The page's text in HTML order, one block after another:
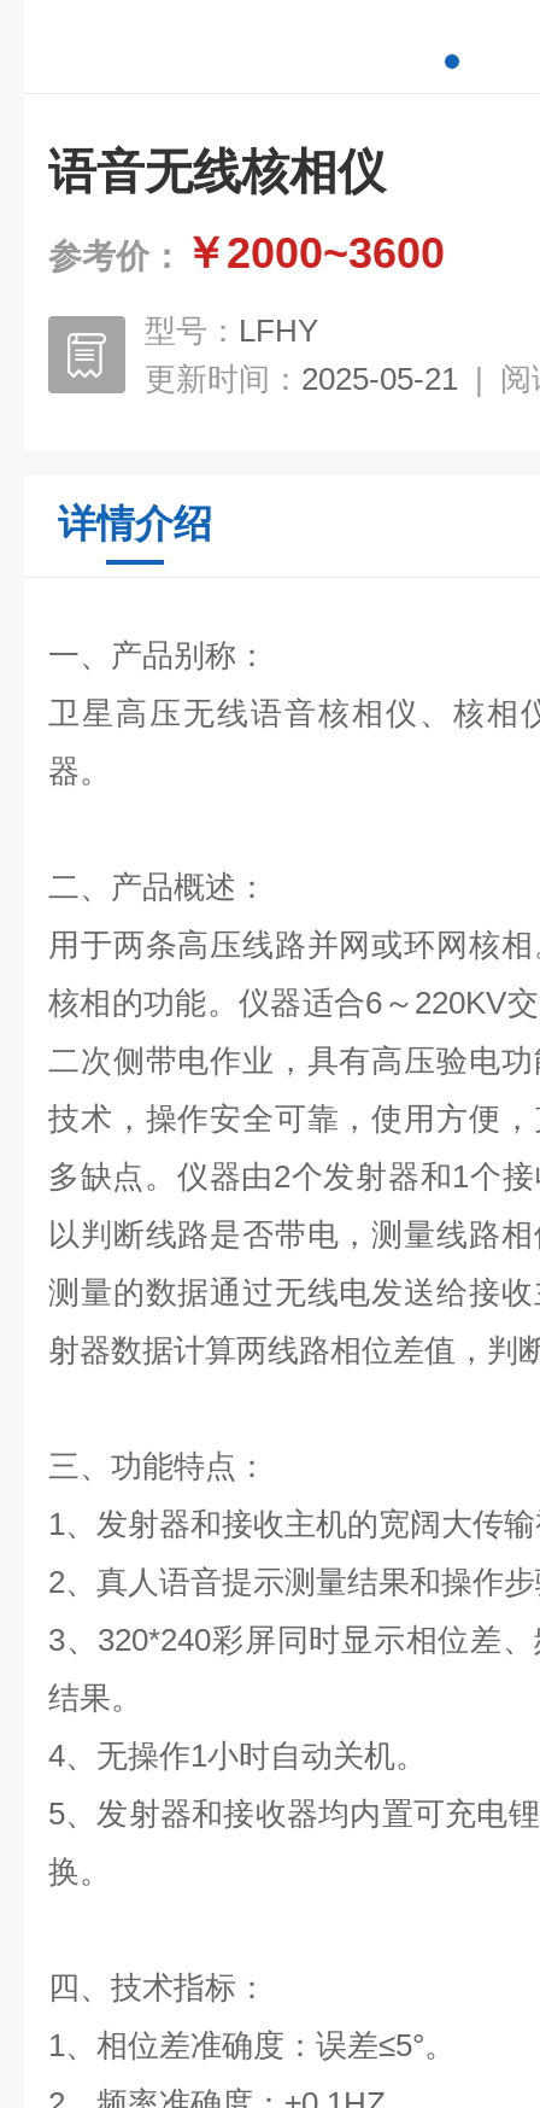
语音无线核相仪
参考价： ￥2000~3600
型号： LFHY
更新时间： 2025-05-21 | 阅
详情介绍
一、产品别称：
卫星高压无线语音核相仪、核相
器。
二、产品概述：
用于两条高压线路并网或环网核
核相的功能。仪器适合6～220KV
二次侧带电作业，具有高压验电
技术，操作安全可靠，使用方便
多缺点。仪器由2个发射器和1个
以判断线路是否带电，测量线路
测量的数据通过无线电发送给接
射器数据计算两线路相位差值，
三、功能特点：
1、发射器和接收主机的宽阔大传
2、真人语音提示测量结果和操作
3、320*240彩屏同时显示相位差
结果。
4、无操作1小时自动关机。
5、发射器和接收器均内置可充电
换。
四、技术指标：
1、相位差准确度：误差≤5°。